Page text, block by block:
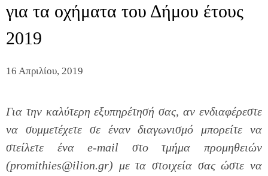
για τα οχήματα του Δήμου έτους
2019
16 Απριλίου, 2019
Για την καλύτερη εξυπηρέτησή σας, αν ενδιαφέρεστε
να συμμετέχετε σε έναν διαγωνισμό μπορείτε να
στείλετε ένα e-mail στο τμήμα προμηθειών
(promithies@ilion.gr) με τα στοιχεία σας ώστε να